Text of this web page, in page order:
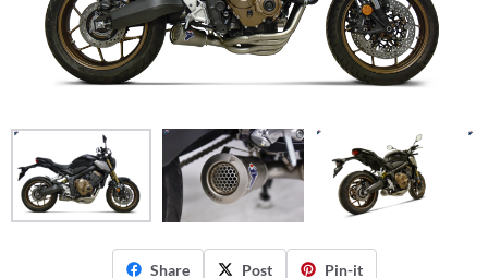
Share Post Pin-it